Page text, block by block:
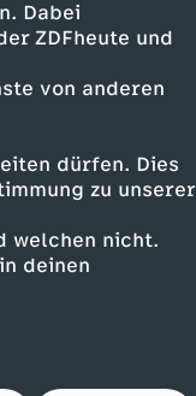
Dabei
ZDFheute und
von anderen
dürfen. Dies
zu unserer
welchen nicht.
deinen